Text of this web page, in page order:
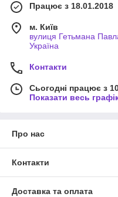
Працює з 18.01.2018
м. Київ
вулиця Гетьмана
Україна
Контакти
Сьогодні працює з
Показати весь
Про нас
Контакти
Доставка та оплата